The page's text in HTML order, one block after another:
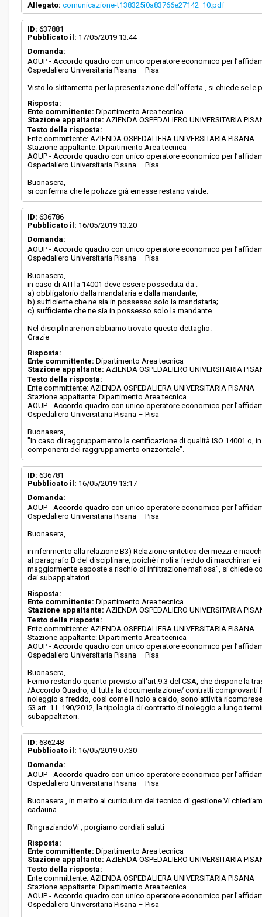
Allegato: comunicazione-t138325i0a83766e27142_10.pdf
ID: 637881
Pubblicato il: 17/05/2019 13:44
Domanda:
AOUP - Accordo quadro con unico operatore economico per
Ospedaliero Universitaria Pisana – Pisa
Visto lo slittamento per la presentazione dell'offerta , si chiede se le
Risposta:
Ente committente: Dipartimento Area tecnica
Stazione appaltante: AZIENDA OSPEDALIERO UNIVERSITARIA
Testo della risposta:
Ente committente: AZIENDA OSPEDALIERA UNIVERSITARIA PISANA
Stazione appaltante: Dipartimento Area tecnica
AOUP - Accordo quadro con unico operatore economico per
Ospedaliero Universitaria Pisana – Pisa
Buonasera,
si conferma che le polizze già emesse restano valide.
ID: 636786
Pubblicato il: 16/05/2019 13:20
Domanda:
AOUP - Accordo quadro con unico operatore economico per
Ospedaliero Universitaria Pisana – Pisa
Buonasera,
in caso di ATI la 14001 deve essere posseduta da :
a) obbligatorio dalla mandataria e dalla mandante,
b) sufficiente che ne sia in possesso solo la mandataria;
c) sufficiente che ne sia in possesso solo la mandante.
Nel disciplinare non abbiamo trovato questo dettaglio.
Grazie
Risposta:
Ente committente: Dipartimento Area tecnica
Stazione appaltante: AZIENDA OSPEDALIERO UNIVERSITARIA
Testo della risposta:
Ente committente: AZIENDA OSPEDALIERA UNIVERSITARIA PISANA
Stazione appaltante: Dipartimento Area tecnica
AOUP - Accordo quadro con unico operatore economico per
Ospedaliero Universitaria Pisana – Pisa
Buonasera,
"In caso di raggruppamento la certificazione di qualità ISO 14001 o,
componenti del raggruppamento orizzontale".
ID: 636781
Pubblicato il: 16/05/2019 13:17
Domanda:
AOUP - Accordo quadro con unico operatore economico per
Ospedaliero Universitaria Pisana – Pisa
Buonasera,
in riferimento alla relazione B3) Relazione sintetica dei mezzi e
al paragrafo B del disciplinare, poiché i noli a freddo di macchinari e
maggiormente esposte a rischio di infiltrazione mafiosa", si chiede
dei subappaltatori.
Risposta:
Ente committente: Dipartimento Area tecnica
Stazione appaltante: AZIENDA OSPEDALIERO UNIVERSITARIA
Testo della risposta:
Ente committente: AZIENDA OSPEDALIERA UNIVERSITARIA PISANA
Stazione appaltante: Dipartimento Area tecnica
AOUP - Accordo quadro con unico operatore economico per
Ospedaliero Universitaria Pisana – Pisa
Buonasera,
Fermo restando quanto previsto all'art.9.3 del CSA, che dispone la
/Accordo Quadro, di tutta la documentazione/ contratti
noleggio a freddo, così come il nolo a caldo, sono attività
53 art. 1 L.190/2012, la tipologia di contratto di noleggio a lungo
subappaltatori.
ID: 636248
Pubblicato il: 16/05/2019 07:30
Domanda:
AOUP - Accordo quadro con unico operatore economico per
Ospedaliero Universitaria Pisana – Pisa
Buonasera , in merito al curriculum del tecnico di gestione Vi
cadauna
RingraziandoVi , porgiamo cordiali saluti
Risposta:
Ente committente: Dipartimento Area tecnica
Stazione appaltante: AZIENDA OSPEDALIERO UNIVERSITARIA
Testo della risposta:
Ente committente: AZIENDA OSPEDALIERA UNIVERSITARIA PISANA
Stazione appaltante: Dipartimento Area tecnica
AOUP - Accordo quadro con unico operatore economico per
Ospedaliero Universitaria Pisana – Pisa